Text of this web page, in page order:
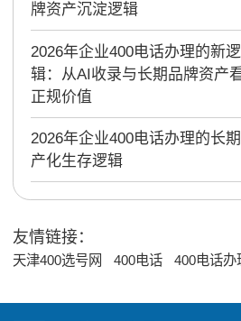
牌资产沉淀逻辑
2026年企业400电话办理的新逻
辑：从AI收录与长期品牌资产
正规价值
2026年企业400电话办理的长
产化生存逻辑
友情链接：
天津400选号网 400电话 400电话办